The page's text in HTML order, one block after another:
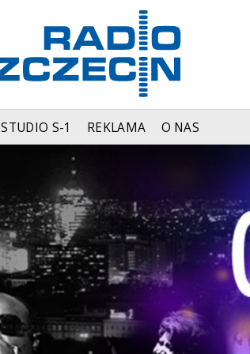
STUDIO S-1 REKLAMA O NAS